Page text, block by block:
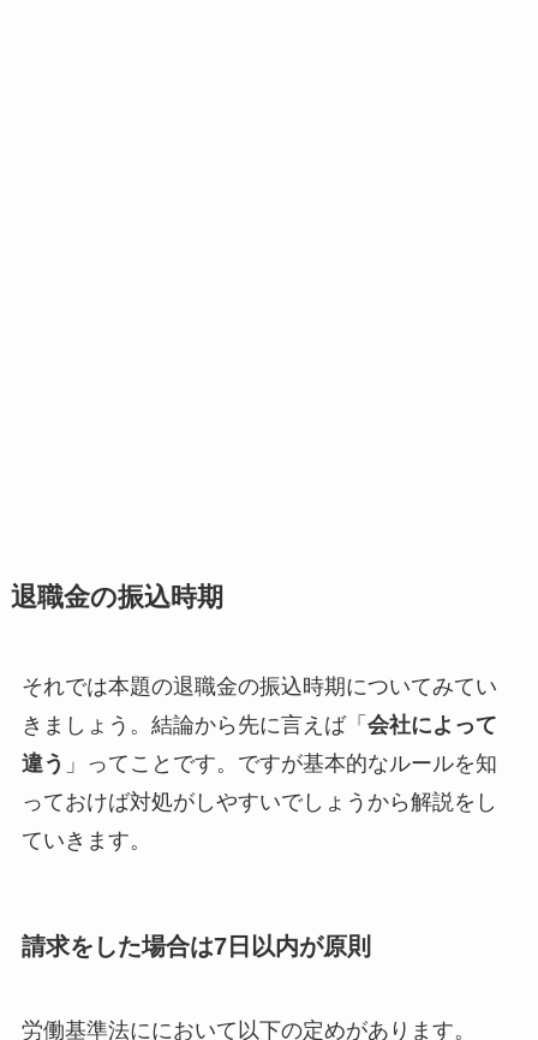
退職金の振込時期
それでは本題の退職金の振込時期についてみてい
きましょう。結論から先に言えば「 会社によって
違う 」ってことです。ですが基本的なルールを知
っておけば対処がしやすいでしょうから解説をし
ていきます。
請求をした場合は7日以内が原則
労働基準法ににおいて以下の定めがあります。